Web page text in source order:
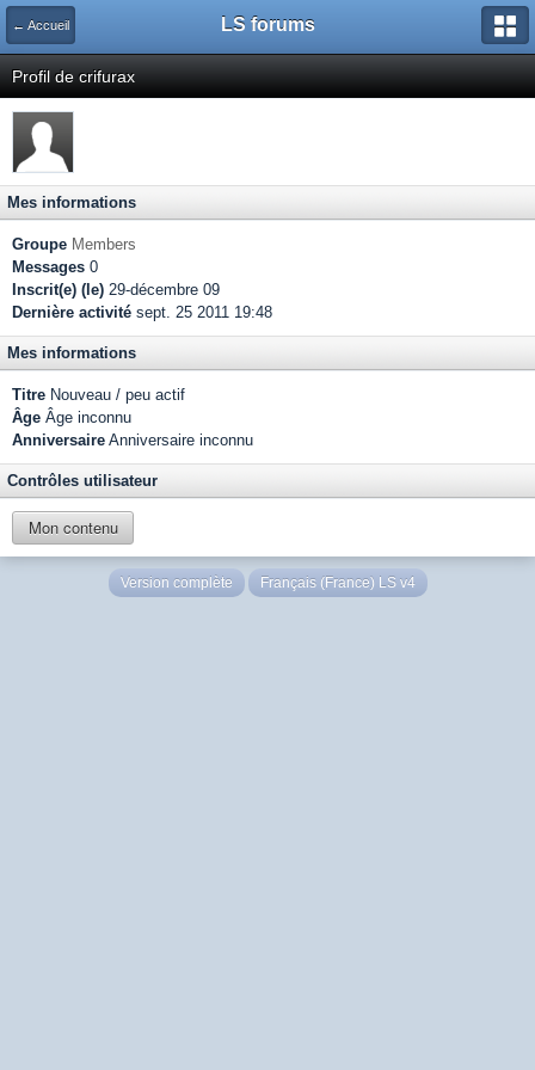
← Accueil LS forums
Profil de crifurax
Mes informations
Groupe Members
Messages 0
Inscrit(e) (le) 29-décembre 09
Dernière activité sept. 25 2011 19:48
Mes informations
Titre Nouveau / peu actif
Âge Âge inconnu
Anniversaire Anniversaire inconnu
Contrôles utilisateur
Mon contenu
Version complète Français (France) LS v4